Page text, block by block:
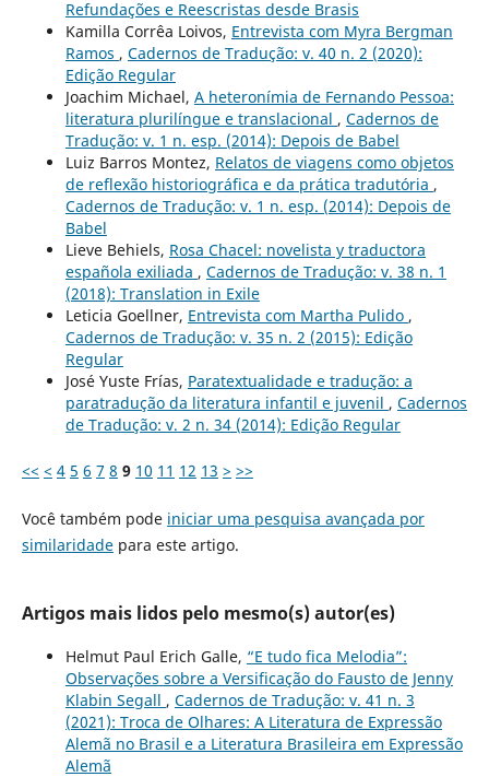
Refundações e Reescristas desde Brasis
Kamilla Corrêa Loivos, Entrevista com Myra Bergman
Ramos , Cadernos de Tradução: v. 40 n. 2 (2020):
Edição Regular
Joachim Michael, A heteronímia de Fernando Pessoa:
literatura plurilíngue e translacional , Cadernos de
Tradução: v. 1 n. esp. (2014): Depois de Babel
Luiz Barros Montez, Relatos de viagens como objetos
de reflexão historiográfica e da prática tradutória ,
Cadernos de Tradução: v. 1 n. esp. (2014): Depois de
Babel
Lieve Behiels, Rosa Chacel: novelista y traductora
española exiliada , Cadernos de Tradução: v. 38 n. 1
(2018): Translation in Exile
Leticia Goellner, Entrevista com Martha Pulido ,
Cadernos de Tradução: v. 35 n. 2 (2015): Edição
Regular
José Yuste Frías, Paratextualidade e tradução: a
paratradução da literatura infantil e juvenil , Cadernos
de Tradução: v. 2 n. 34 (2014): Edição Regular
<< < 4 5 6 7 8 9 10 11 12 13 > >>
Você também pode iniciar uma pesquisa avançada por
similaridadepara este artigo.
Artigos mais lidos pelo mesmo(s) autor(es)
Helmut Paul Erich Galle, “E tudo fica Melodia”:
Observações sobre a Versificação do Fausto de Jenny
Klabin Segall , Cadernos de Tradução: v. 41 n. 3
(2021): Troca de Olhares: A Literatura de Expressão
Alemã no Brasil e a Literatura Brasileira em Expressão
Alemã